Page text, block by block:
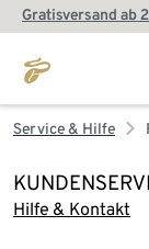
Gratisversand ab
Service & Hilfe
Hilfe & Kontakt